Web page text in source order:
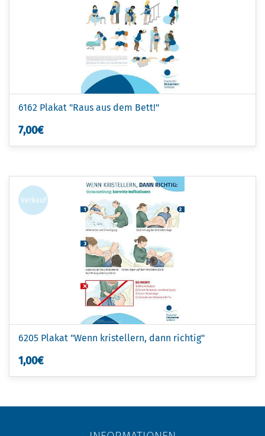
6162 Plakat "Raus aus dem Bett!"
7,00€
Verkauf
6205 Plakat "Wenn kristellern, dann richtig"
1,00€